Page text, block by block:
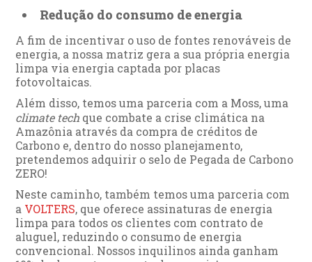
Redução do consumo de energia
A fim de incentivar o uso de fontes renováveis de
energia, a nossa matriz gera a sua própria energia
limpa via energia captada por placas
fotovoltaicas.
Além disso, temos uma parceria com a Moss, uma
climate tech que combate a crise climática na
Amazônia através da compra de créditos de
Carbono e, dentro do nosso planejamento,
pretendemos adquirir o selo de Pegada de Carbono
ZERO!
Neste caminho, também temos uma parceria com
a VOLTERS, que oferece assinaturas de energia
limpa para todos os clientes com contrato de
aluguel, reduzindo o consumo de energia
convencional. Nossos inquilinos ainda ganham